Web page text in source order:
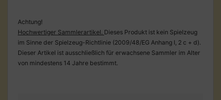
Achtung!
Hochwertiger Sammlerartikel. Dieses Produkt ist kein Spielzeug
im Sinne der Spielzeug-Richtlinie (2009/48/EG Anhang I, 2 c + d).
Dieser Artikel ist ausschließlich für erwachsene Sammler im Alter
von mindestens 14 Jahre bestimmt.